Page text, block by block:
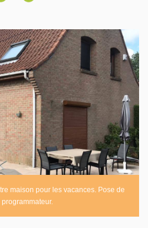
maison pour les vacances. Pose de